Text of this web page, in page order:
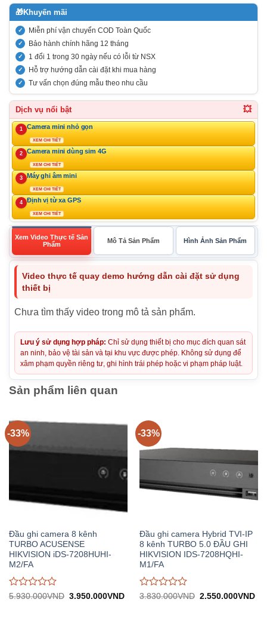
🎁Khuyến mãi
Miễn phí vận chuyển COD Toàn Quốc
Bảo hành chính hãng 12 tháng
1 đổi 1 trong 30 ngày nếu có lỗi từ NSX
Hỗ trợ hướng dẫn cài đặt khi mua hàng
Tư vấn chọn đúng mẫu theo nhu cầu
Dịch vụ nổi bật 💥
1 Camera mini nhỏ gọn
XEM CHI TIẾT
2 Camera mini dùng sim 4G
XEM CHI TIẾT
3 Máy ghi âm mini
XEM CHI TIẾT
4 Định vị từ xa GPS
XEM CHI TIẾT
Xem Video Thực tế Sản
Phẩm
Mô Tả Sản Phẩm Hình Ảnh Sản Phẩm
Video thực tế quay demo hướng dẫn cài đặt sử dụng
thiết bị
Chưa tìm thấy video trong mô tả sản phẩm.
Lưu ý sử dụng hợp pháp: Chỉ sử dụng thiết bị cho mục đích quan sát
an ninh, bảo vệ tài sản và tại khu vực được phép. Không sử dụng để
xâm phạm quyền riêng tư, ghi hình trái phép hoặc vi phạm pháp luật.
Sản phẩm liên quan
-33%
Đầu ghi camera 8 kênh
TURBO ACUSENSE
HIKVISION iDS-7208HUHI-
M2/FA
Được
5.930.000VND Giá
3.950.000VNDGiá
-33%
Đầu ghi camera Hybrid TVI-IP
8 kênh TURBO 5.0 ĐẦU GHI
HIKVISION IDS-7208HQHI-
M1/FA
Được
3.830.000VND Giá
2.550.000VNDGiá